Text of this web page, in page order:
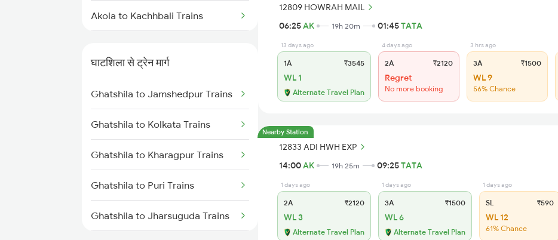
Akola to Kachhbali Trains
Akola to Murtizapur Trains
Akola to Raipur Trains
Akola to Durg Trains
Akola to Dhamangaon Trains
Akola to Bilaspur Trains
घाटशिला से ट्रेन मार्ग
Ghatshila to Jamshedpur Trains
Ghatshila to Kolkata Trains
Ghatshila to Kharagpur Trains
Ghatshila to Puri Trains
Ghatshila to Jharsuguda Trains
12809 HOWRAH MAIL
06:25AK 19h 20m 01:45TATA
13 days ago
1A ₹3545
WL 1
Alternate Travel Plan
4 days ago
2A ₹2120
Regret
No more booking
3 hrs ago
3A ₹1500
WL 9
56% Chance
Nearby Station
12833 ADI HWH EXP
14:00AK 19h 25m 09:25TATA
1 days ago
2A ₹2120
WL 3
Alternate Travel Plan
1 days ago
3A ₹1500
WL 6
Alternate Travel Plan
1 days ago
SL ₹590
WL 12
61% Chance